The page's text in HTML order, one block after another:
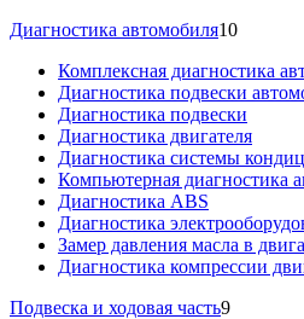
Диагностика автомобиля10
Комплексная диагностика
Диагностика подвески
Диагностика подвески
Диагностика двигателя
Диагностика системы
Компьютерная диагностика
Диагностика ABS
Диагностика
Замер давления масла в
Диагностика компрессии
Подвеска и ходовая часть9